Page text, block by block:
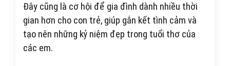
Đây cũng là cơ hội để gia đình dành nhiều thời
gian hơn cho con trẻ, giúp gắn kết tình cảm và
tạo nên những kỷ niệm đẹp trong tuổi thơ của
các em.